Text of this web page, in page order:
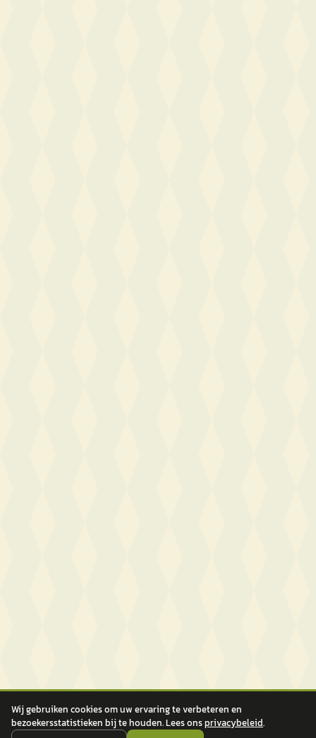
Wij gebruiken cookies om uw ervaring te verbeteren en
bezoekersstatistieken bij te houden. Lees onsprivacybeleid.